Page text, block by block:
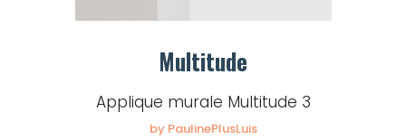
Multitude
Applique murale Multitude 3
by PaulinePlusLuis